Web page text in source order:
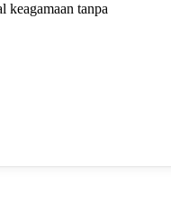
keagamaan tanpa